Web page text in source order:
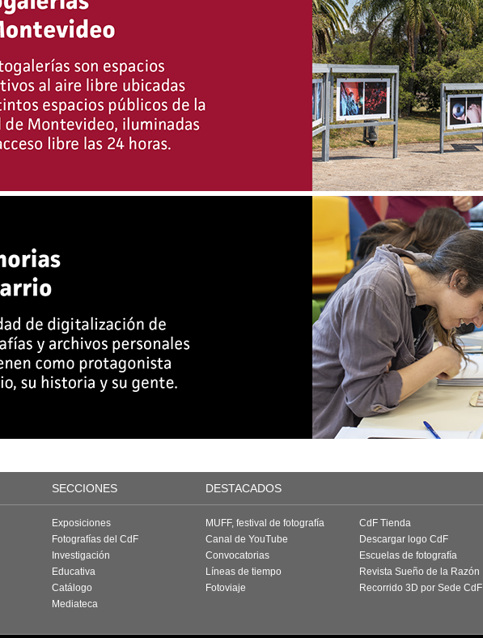
SECCIONES DESTACADOS
Exposiciones
Fotografías del CdF
Investigación
Educativa
Catálogo
Mediateca
MUFF, festival de fotografía
Canal de YouTube
Convocatorias
Líneas de tiempo
Fotoviaje
CdF Tienda
Descargar logo CdF
Escuelas de fotografía
Revista Sueño de la Razón
Recorrido 3D por Sede CdF